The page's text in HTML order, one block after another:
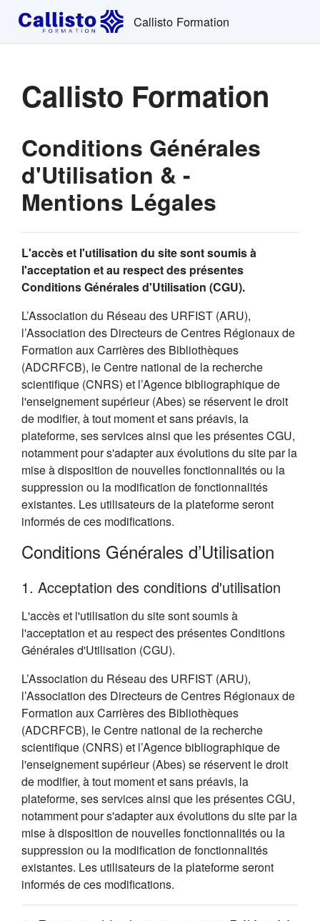
Passer au contenu principal
Callisto Formation
Callisto Formation
Conditions Générales
d'Utilisation & -
Mentions Légales
L'accès et l'utilisation du site sont soumis à
l'acceptation et au respect des présentes
Conditions Générales d'Utilisation (CGU).
L’Association du Réseau des URFIST (ARU),
l’Association des Directeurs de Centres Régionaux de
Formation aux Carrières des Bibliothèques
(ADCRFCB), le Centre national de la recherche
scientifique (CNRS) et l’Agence bibliographique de
l'enseignement supérieur (Abes) se réservent le droit
de modifier, à tout moment et sans préavis, la
plateforme, ses services ainsi que les présentes CGU,
notamment pour s'adapter aux évolutions du site par la
mise à disposition de nouvelles fonctionnalités ou la
suppression ou la modification de fonctionnalités
existantes. Les utilisateurs de la plateforme seront
informés de ces modifications.
Conditions Générales d’Utilisation
1. Acceptation des conditions d'utilisation
L'accès et l'utilisation du site sont soumis à
l'acceptation et au respect des présentes Conditions
Générales d'Utilisation (CGU).
L’Association du Réseau des URFIST (ARU),
l’Association des Directeurs de Centres Régionaux de
Formation aux Carrières des Bibliothèques
(ADCRFCB), le Centre national de la recherche
scientifique (CNRS) et l’Agence bibliographique de
l'enseignement supérieur (Abes) se réservent le droit
de modifier, à tout moment et sans préavis, la
plateforme, ses services ainsi que les présentes CGU,
notamment pour s'adapter aux évolutions du site par la
mise à disposition de nouvelles fonctionnalités ou la
suppression ou la modification de fonctionnalités
existantes. Les utilisateurs de la plateforme seront
informés de ces modifications.